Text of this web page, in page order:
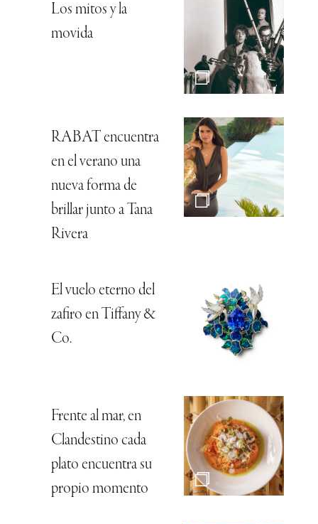
Los mitos y la
movida
RABAT encuentra
en el verano una
nueva forma de
brillar junto a Tana
Rivera
El vuelo eterno del
zafiro en Tiffany &
Co.
Frente al mar, en
Clandestino cada
plato encuentra su
propio momento